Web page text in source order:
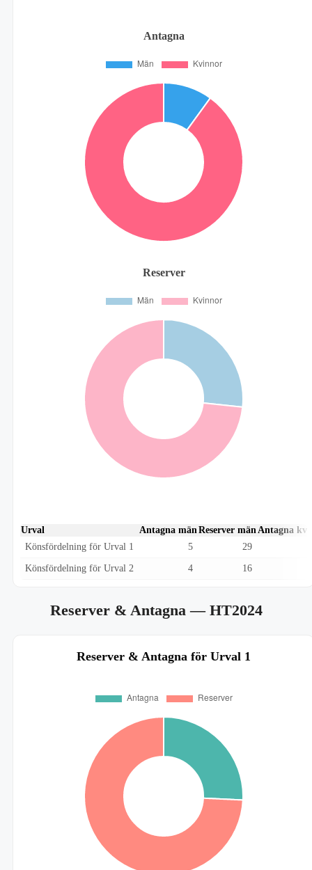
Antagna
Reserver
Urval Antagna mänReserver mänAntagna
Könsfördelning för Urval 1
5 29
Könsfördelning för Urval 2 4 16
Reserver & Antagna— HT2024
Reserver & Antagna för Urval 1